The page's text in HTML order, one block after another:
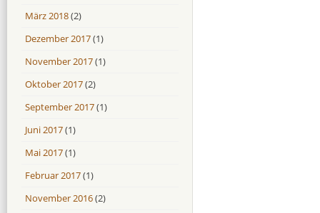
März 2018(2)
Dezember 2017(1)
November 2017(1)
Oktober 2017(2)
September 2017(1)
Juni 2017(1)
Mai 2017(1)
Februar 2017(1)
November 2016(2)